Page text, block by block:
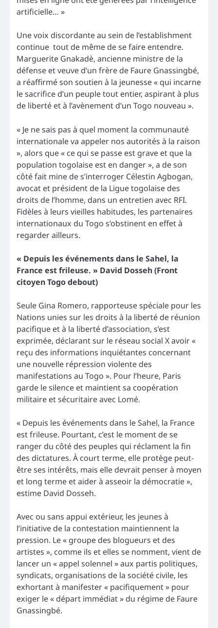
artificielle… »
Une voix discordante au sein de l’establishment
continue tout de même de se faire entendre.
Marguerite Gnakadè, ancienne ministre de la
défense et veuve d’un frère de Faure Gnassingbé,
a réaffirmé son soutien à la jeunesse « qui incarne
le sacrifice d’un peuple tout entier, aspirant à plus
de liberté et à l’avènement d’un Togo nouveau ».
« Je ne sais pas à quel moment la communauté
internationale va appeler nos autorités à la raison
», alors que « ce qui se passe est grave et que la
population togolaise est en danger », a de son
côté fait mine de s’interroger Célestin Agbogan,
avocat et président de la Ligue togolaise des
droits de l’homme, dans un entretien avec RFI.
Fidèles à leurs vieilles habitudes, les partenaires
internationaux du Togo s’obstinent en effet à
regarder ailleurs.
« Depuis les événements dans le Sahel, la
France est frileuse. » David Dosseh (Front
citoyen Togo debout)
Seule Gina Romero, rapporteuse spéciale pour les
Nations unies sur les droits à la liberté de réunion
pacifique et à la liberté d’association, s’est
exprimée, déclarant sur le réseau social X avoir «
reçu des informations inquiétantes concernant
une nouvelle répression violente des
manifestations au Togo ». Pour l’heure, Paris
garde le silence et maintient sa coopération
militaire et sécuritaire avec Lomé.
« Depuis les événements dans le Sahel, la France
est frileuse. Pourtant, c’est le moment de se
ranger du côté des peuples qui réclament la fin
des dictatures. À court terme, elle protège peut-
être ses intérêts, mais elle devrait penser à moyen
et long terme et aider à asseoir la démocratie »,
estime David Dosseh.
Avec ou sans appui extérieur, les jeunes à
l’initiative de la contestation maintiennent la
pression. Le « groupe des blogueurs et des
artistes », comme ils et elles se nomment, vient de
lancer un « appel solennel » aux partis politiques,
syndicats, organisations de la société civile, les
exhortant à manifester « pacifiquement » pour
exiger le « départ immédiat » du régime de Faure
Gnassingbé.